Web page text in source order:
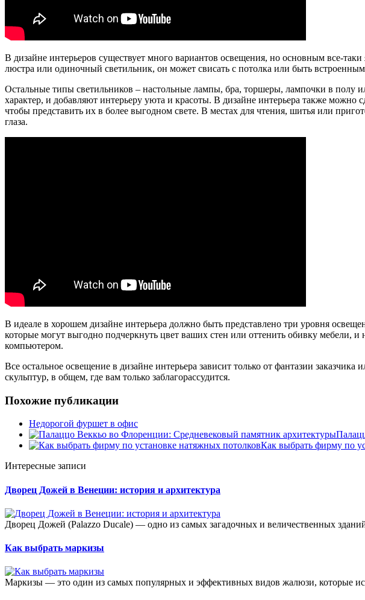
В дизайне интерьеров существует много вариантов освещения, но основным все-
люстра или одиночный светильник, он может свисать с потолка или быть
Остальные типы светильников – настольные лампы, бра, торшеры, лампочки в полу
характер, и добавляют интерьеру уюта и красоты. В дизайне интерьера также
чтобы представить их в более выгодном свете. В местах для чтения, шитья или
глаза.
В идеале в хорошем дизайне интерьера должно быть представлено три уровня
которые могут выгодно подчеркнуть цвет ваших стен или оттенить обивку мебели,
компьютером.
Все остальное освещение в дизайне интерьера зависит только от фантазии
скульптур, в общем, где вам только заблагорассудится.
Похожие публикации
Недорогой фуршет в офис
Как выбрать фирму по
Интересные записи
Дворец Дожей в Венеции: история и архитектура
Дворец Дожей (Palazzo Ducale) — одно из самых загадочных и величественных
Как выбрать маркизы
Маркизы — это один из самых популярных и эффективных видов жалюзи, которые